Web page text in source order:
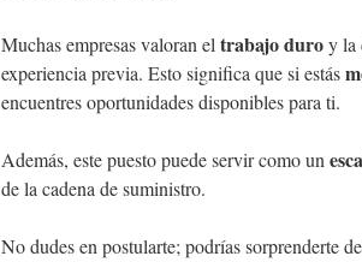
Muchas empresas valoran el trabajo duroy la
experiencia previa. Esto significa que si estás
encuentres oportunidades disponibles para ti.
Además, este puesto puede servir como un
de la cadena de suministro.
No dudes en postularte; podrías sorprenderte